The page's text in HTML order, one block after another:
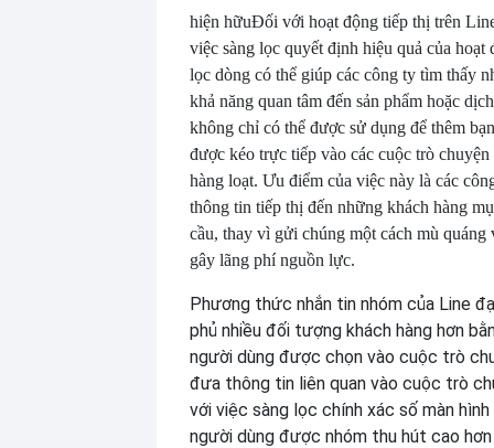
hiện hữuĐối với hoạt động tiếp thị trên
việc sàng lọc quyết định hiệu quả của hoạt
lọc dòng có thể giúp các công ty tìm thấy
khả năng quan tâm đến sản phẩm hoặc
không chỉ có thể được sử dụng để thêm
được kéo trực tiếp vào các cuộc trò chuyện
hàng loạt. Ưu điểm của việc này là các
thông tin tiếp thị đến những khách hàng
cầu, thay vì gửi chúng một cách mù
gây lãng phí nguồn lực.
Phương thức nhắn tin nhóm của Line
phủ nhiều đối tượng khách hàng hơn
người dùng được chọn vào cuộc trò
đưa thông tin liên quan vào cuộc trò
với việc sàng lọc chính xác số màn
người dùng được nhóm thu hút cao